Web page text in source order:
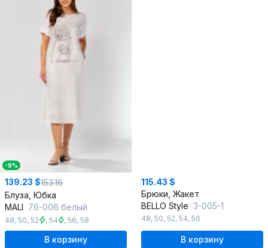
-9%
139.23 $153.16
Блуза, Юбка
MALI 76-006 белый
48, 50, 52 , 54 , 56, 58
В корзину
115.43 $
Брюки, Жакет
BELLO Style 3-005-1
48, 50, 52, 54, 56
В корзину